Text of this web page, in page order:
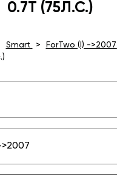
0.7T (75Л.С.)
Smart
ForTwo (I) ->2007
>2007